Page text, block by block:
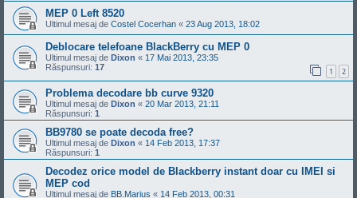
MEP 0 Left 8520
Ultimul mesaj de Costel Cocerhan « 23 Aug 2013, 18:02
Deblocare telefoane BlackBerry cu MEP 0
Ultimul mesaj de Dixon « 17 Mai 2013, 23:35
Răspunsuri: 17 1 2
Problema decodare bb curve 9320
Ultimul mesaj de Dixon « 20 Mar 2013, 21:11
Răspunsuri: 1
BB9780 se poate decoda free?
Ultimul mesaj de Dixon « 14 Feb 2013, 17:37
Răspunsuri: 1
Decodez orice model de Blackberry instant doar cu IMEI si
MEP cod
Ultimul mesaj de BB.Marius « 14 Feb 2013, 00:31